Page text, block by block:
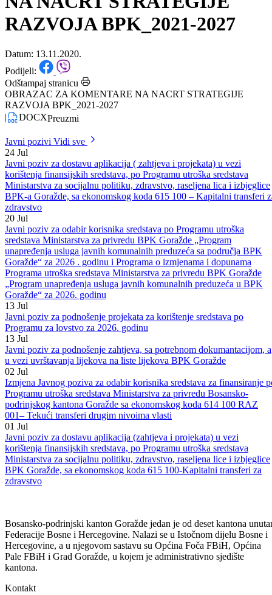
OBRAZAC ZA KOMENTARE
NA NACRT STRATEGIJE
RAZVOJA BPK_2021-2027
Datum: 13.11.2020.
Podijeli:
Odštampaj stranicu
RAZVOJA BPK_2021-2027
|
DOCX
Javni poziviVidi sve
24 Jul
Javni poziv za dostavu aplikacija ( zahtjeva i projekata) u vezi
korištenja finansijskih sredstava, po Programu utroška sredstava
Ministarstva za socijalnu politiku, zdravstvo, raseljena lica i izbjeglice
BPK-a Goražde, sa ekonomskog koda 615 100 – Kapitalni transferi
zdravstvo
20 Jul
Javni poziv za odabir korisnika sredstava po Programu utroška
sredstava Ministarstva za privredu BPK Goražde „Program
unapređenja usluga javnih komunalnih preduzeća sa područja BPK
Goražde“ za 2026 . godinu i Programa o izmjenama i dopunama
Programa utroška sredstava Ministarstva za privredu BPK Goražde
„Program unapređenja usluga javnih komunalnih preduzeća u BPK
Goražde“ za 2026. godinu
13 Jul
Javni poziv za podnošenje projekata za korištenje sredstava po
Programu za lovstvo za 2026. godinu
13 Jul
Javni poziv za podnošenje zahtjeva, sa potrebnom dokumantacijom, a
u vezi uvrštavanja lijekova na liste lijekova BPK Goražde
02 Jul
Izmjena Javnog poziva za odabir korisnika sredstava za finansiranje
Programu utroška sredstava Ministarstva za privredu Bosansko-
podrinjskog kantona Goražde sa ekonomskog koda 614 100 RAZ
001– Tekući transferi drugim nivoima vlasti
01 Jul
Javni poziv za dostavu aplikacija (zahtjeva i projekata) u vezi
korištenja finansijskih sredstava, po Programu utroška sredstava